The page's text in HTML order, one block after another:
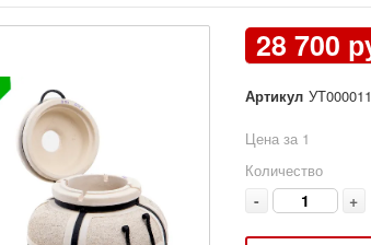
28 700
Артикул
Цена за 1
Количество
- +